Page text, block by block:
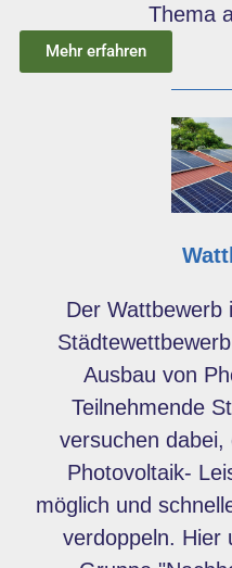
Thema
Mehr erfahren
Der Wattbewerb
Ausbau von
Teilnehmende
versuchen dabei,
Photovoltaik-
möglich und
verdoppeln. Hier